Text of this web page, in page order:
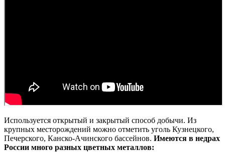
Используется открытый и закрытый способ добычи. Из
крупных месторождений можно отметить уголь Кузнецкого,
Печерского, Канско-Ачинского бассейнов. Имеются в недрах
России много разных цветных металлов: